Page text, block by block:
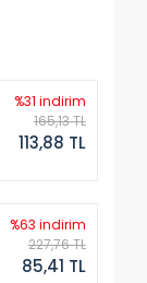
%31 indirim
165,13 TL
113,88 TL
%63 indirim
227,76 TL
85,41 TL